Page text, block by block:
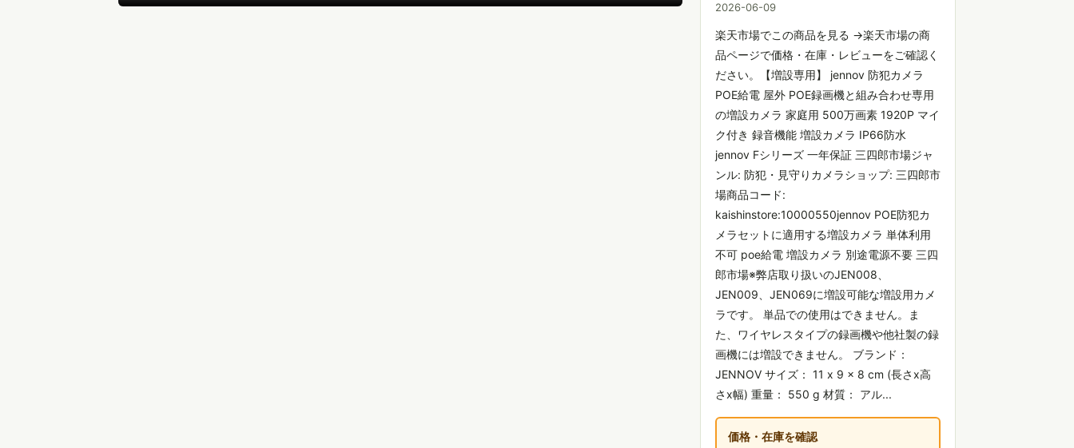
2026-06-09
楽天市場でこの商品を見る →楽天市場の商
品ページで価格・在庫・レビューをご確認く
ださい。【増設専用】 jennov 防犯カメラ
POE給電 屋外 POE録画機と組み合わせ専用
の増設カメラ 家庭用 500万画素 1920P マイ
ク付き 録音機能 増設カメラ IP66防水
jennov Fシリーズ 一年保証 三四郎市場ジャ
ンル: 防犯・見守りカメラショップ: 三四郎市
場商品コード:
kaishinstore:10000550jennov POE防犯カ
メラセットに適用する増設カメラ 単体利用
不可 poe給電 増設カメラ 別途電源不要 三四
郎市場※弊店取り扱いのJEN008、
JEN009、JEN069に増設可能な増設用カメ
ラです。 単品での使用はできません。ま
た、ワイヤレスタイプの録画機や他社製の録
画機には増設できません。 ブランド：
JENNOV サイズ： 11 x 9 x 8 cm (長さx高
さx幅) 重量： 550 g 材質： アル...
価格・在庫を確認